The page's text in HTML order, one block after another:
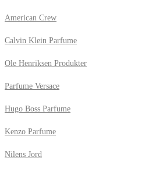
American Crew
Calvin Klein Parfume
Ole Henriksen Produkter
Parfume Versace
Hugo Boss Parfume
Kenzo Parfume
Nilens Jord